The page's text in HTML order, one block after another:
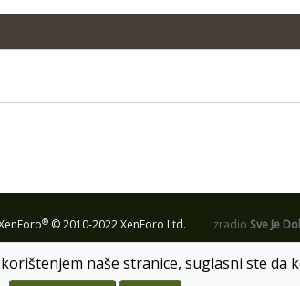
® © 2010-2022 XenForo Ltd. Izradio Sve Je
naše stranice, suglasni ste da